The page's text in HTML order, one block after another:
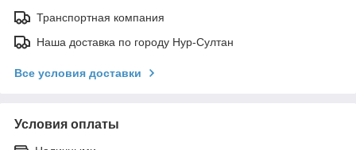
Транспортная компания
Наша доставка по городу Нур-Султан
Все условия доставки
Условия оплаты